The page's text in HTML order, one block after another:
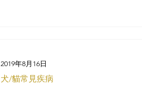
犬/貓常見疾病
2019年8月16日